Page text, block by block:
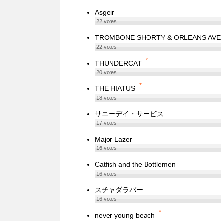
Asgeir
22votes
TROMBONE SHORTY & ORLEANS
22votes
THUNDERCAT *
20votes
THE HIATUS *
18votes
サニーデイ・サービス
17votes
Major Lazer
16votes
Catfish and the Bottlemen
16votes
スチャダラパー
16votes
never young beach *